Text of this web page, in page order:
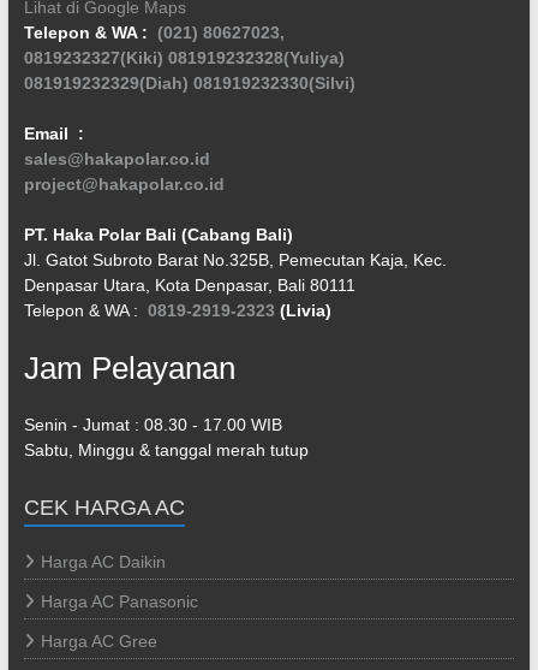
Lihat di Google Maps
Telepon & WA : (021) 80627023,
0819232327(Kiki) 081919232328(Yuliya)
081919232329(Diah) 081919232330(Silvi)
Email :
sales@hakapolar.co.id
project@hakapolar.co.id
PT. Haka Polar Bali (Cabang Bali)
Jl. Gatot Subroto Barat No.325B, Pemecutan Kaja, Kec.
Denpasar Utara, Kota Denpasar, Bali 80111
Telepon & WA : 0819-2919-2323 (Livia)
Jam Pelayanan
Senin - Jumat : 08.30 - 17.00 WIB
Sabtu, Minggu & tanggal merah tutup
CEK HARGA AC
Harga AC Daikin
Harga AC Panasonic
Harga AC Gree